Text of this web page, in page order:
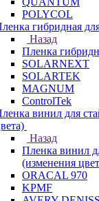
POLYCOL
гибридная
Назад
Пленка
SOLARNEXT
SOLARTEK
MAGNUM
ControlTek
винил для
Назад
Пленка винил
(изменения
ORACAL 970
KPMF